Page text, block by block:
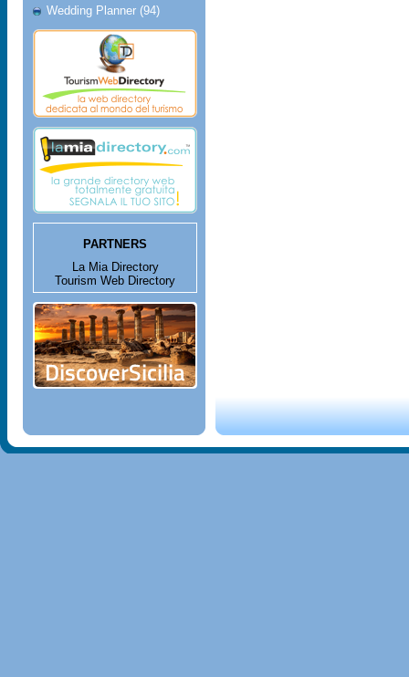
Wedding Planner (94)
PARTNERS
La Mia Directory
Tourism Web Directory